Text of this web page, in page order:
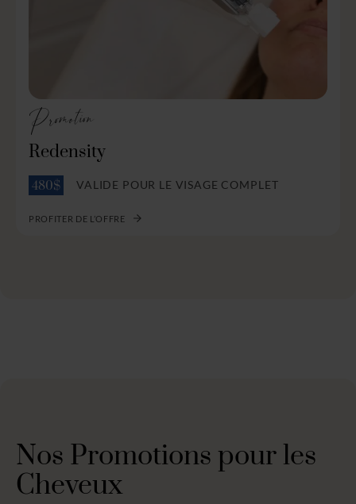
Promotion
Redensity
480$ VALIDE POUR LE VISAGE COMPLET
PROFITER DE L’OFFRE
Nos Promotions pour les
Cheveux